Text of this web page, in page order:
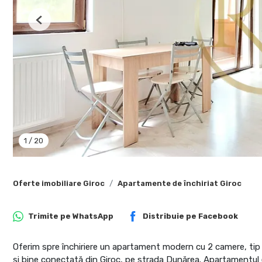
1 / 20
Previous
Oferte imobiliare Giroc Apartamente de închiriat Giroc
Trimite pe WhatsApp Distribuie pe Facebook
Oferim spre închiriere un apartament modern cu 2 camere,
și bine conectată din Giroc, pe strada Dunărea.